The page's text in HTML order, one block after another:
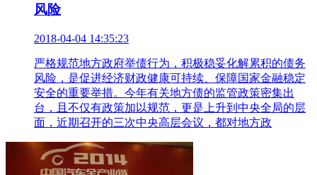
风险
2018-04-04 14:35:23
严格规范地方政府举债行为，积极稳妥化解累积的债务
风险，是促进经济财政健康可持续、保障国家金融稳定
安全的重要举措。今年有关地方债的监管政策密集出
台，且不仅有政策加以规范，更是上升到中央全局的层
面，近期召开的三次中央高层会议，都对地方政